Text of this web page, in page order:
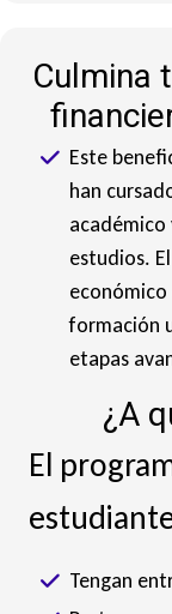
Culmina
Este
han
académico
estudios.
formación
etapas
¿A
El
Tengan